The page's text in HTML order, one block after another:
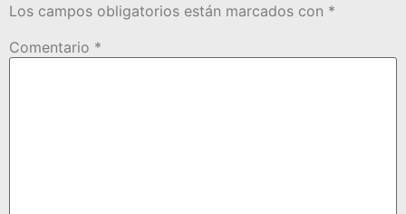
Los campos obligatorios están marcados con *
Comentario *